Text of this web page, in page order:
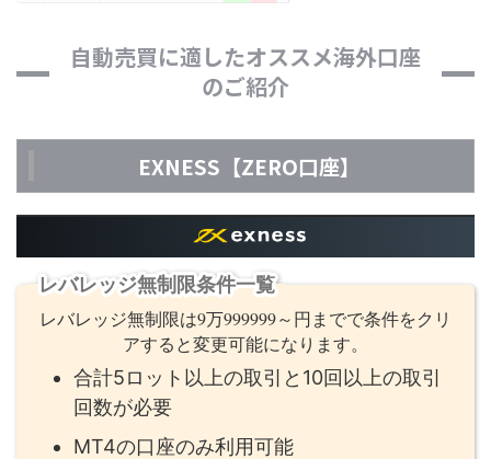
自動売買に適したオススメ海外口座
のご紹介
EXNESS【ZERO口座】
レバレッジ無制限条件一覧
レバレッジ無制限は9万999999～円までで条件をクリ
アすると変更可能になります。
合計5ロット以上の取引と10回以上の取引
回数が必要
MT4の口座のみ利用可能